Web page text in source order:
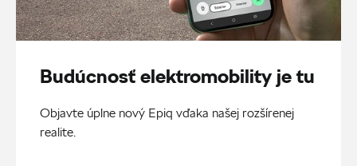
Budúcnosť elektromobility je tu
Objavte úplne nový Epiq vďaka našej rozšírenej
realite.